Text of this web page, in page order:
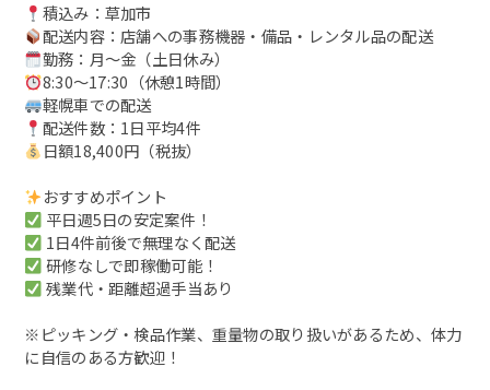
積込み：草加市
配送内容：店舗への事務機器・備品・レンタル品の配送
勤務：月～金（土日休み）
8:30～17:30（休憩1時間）
軽幌車での配送
配送件数：1日平均4件
日額18,400円（税抜）
おすすめポイント
平日週5日の安定案件！
1日4件前後で無理なく配送
研修なしで即稼働可能！
残業代・距離超過手当あり
※ピッキング・検品作業、重量物の取り扱いがあるため、体力
に自信のある方歓迎！